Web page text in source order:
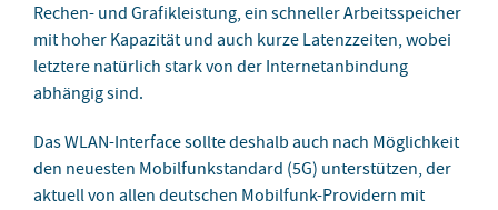
Rechen- und Grafikleistung, ein schneller Arbeitsspeicher
mit hoher Kapazität und auch kurze Latenzzeiten, wobei
letztere natürlich stark von der Internetanbindung
abhängig sind.
Das WLAN-Interface sollte deshalb auch nach Möglichkeit
den neuesten Mobilfunkstandard (5G) unterstützen, der
aktuell von allen deutschen Mobilfunk-Providern mit